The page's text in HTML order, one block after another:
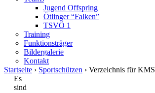
Jugend Offspring
Ötlinger “Falken”
TSVÖ 1
Training
Funktionsträger
Bildergalerie
Kontakt
Startseite › Sportschützen › Verzeichnis für KMS
Es
sind